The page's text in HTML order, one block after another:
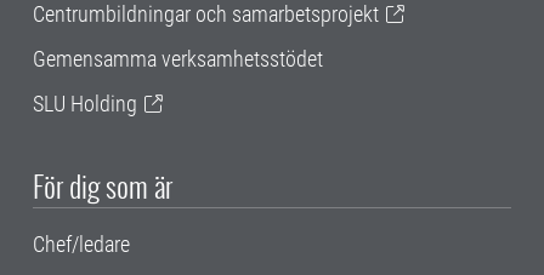
Centrumbildningar och samarbetsprojekt
Gemensamma verksamhetsstödet
SLU Holding
För dig som är
Chef/ledare